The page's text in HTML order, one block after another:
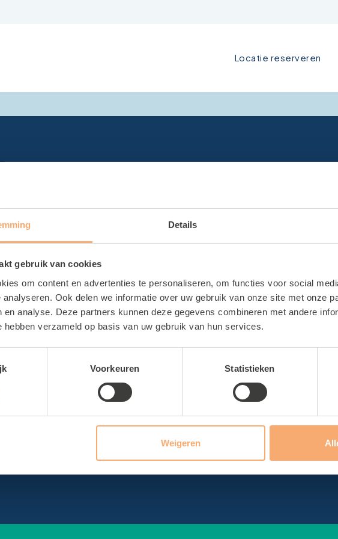
Details
gebruik van cookies
om content en advertenties te personaliseren, om functies voor social
Ook delen we informatie over uw gebruik van onze site met onze
en analyse. Deze partners kunnen deze gegevens combineren met andere
hebben verzameld op basis van uw gebruik van hun services.
Voorkeuren Statistieken
Weigeren
Locatie reserveren
Locaties
Zwembad Wasbeek
Sporthal Wasbeek
Gymzaal Het Cluster
Sporthal De Geest
Sporthal De Tulp
Sportbedrijf Teylingen
Over Sportbedrijf Teylingen
Verenigingsondersteuning
Certificaat sporthallen
Ons bestuur